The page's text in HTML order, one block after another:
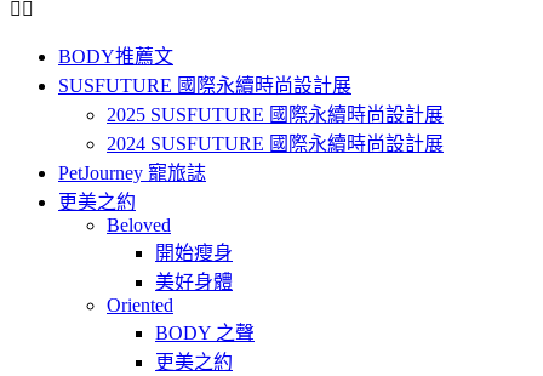
BODY推薦文
SUSFUTURE 國際永續時尚設計展
2025 SUSFUTURE 國際永續時尚設計展
2024 SUSFUTURE 國際永續時尚設計展
PetJourney 寵旅誌
更美之約
Beloved
開始瘦身
美好身體
Oriented
BODY 之聲
更美之約